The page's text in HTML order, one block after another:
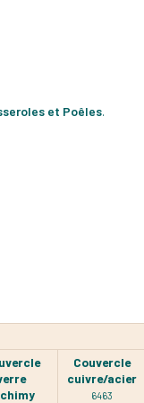
et Poêles.
Couvercle
cuivre/acier
6463